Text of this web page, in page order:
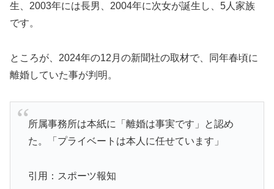
生、2003年には長男、2004年に次女が誕生し、5人家族
です。
ところが、2024年の12月の新聞社の取材で、同年春頃に
離婚していた事が判明。
所属事務所は本紙に「離婚は事実です」と認め
た。「プライベートは本人に任せています」
引用：スポーツ報知